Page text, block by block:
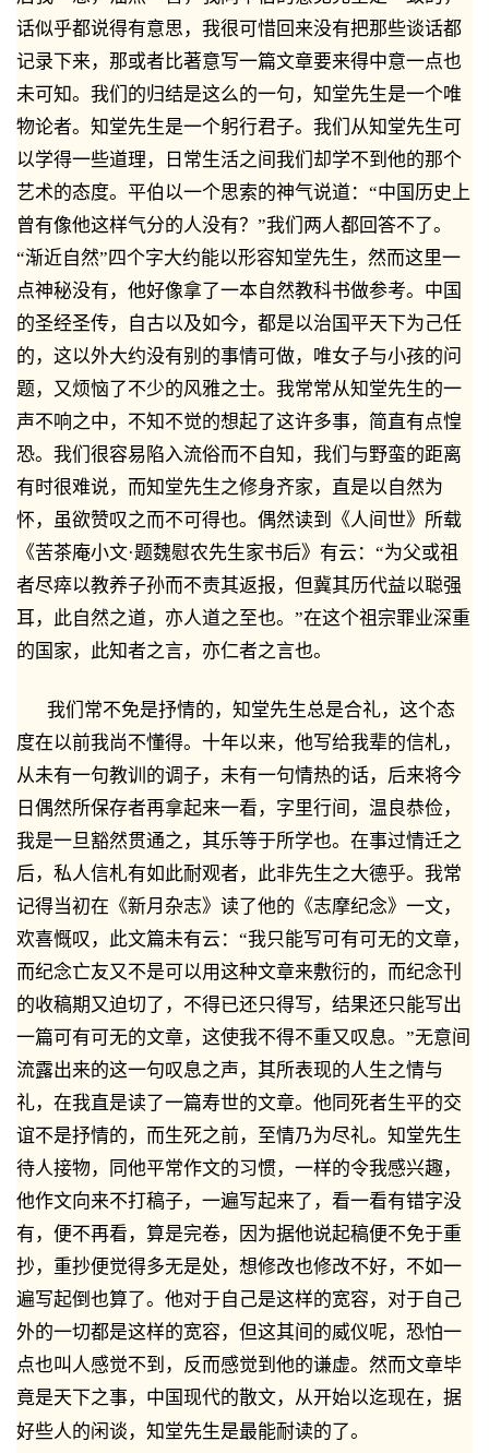
话似乎都说得有意思，我很可惜回来没有把那些谈话都
记录下来，那或者比著意写一篇文章要来得中意一点也
未可知。我们的归结是这么的一句，知堂先生是一个唯
物论者。知堂先生是一个躬行君子。我们从知堂先生可
以学得一些道理，日常生活之间我们却学不到他的那个
艺术的态度。平伯以一个思索的神气说道：“中国历史上
曾有像他这样气分的人没有？”我们两人都回答不了。
“渐近自然”四个字大约能以形容知堂先生，然而这里一
点神秘没有，他好像拿了一本自然教科书做参考。中国
的圣经圣传，自古以及如今，都是以治国平天下为己任
的，这以外大约没有别的事情可做，唯女子与小孩的问
题，又烦恼了不少的风雅之士。我常常从知堂先生的一
声不响之中，不知不觉的想起了这许多事，简直有点惶
恐。我们很容易陷入流俗而不自知，我们与野蛮的距离
有时很难说，而知堂先生之修身齐家，直是以自然为
怀，虽欲赞叹之而不可得也。偶然读到《人间世》所载
《苦茶庵小文·题魏慰农先生家书后》有云：“为父或祖
者尽瘁以教养子孙而不责其返报，但冀其历代益以聪强
耳，此自然之道，亦人道之至也。”在这个祖宗罪业深重
的国家，此知者之言，亦仁者之言也。
我们常不免是抒情的，知堂先生总是合礼，这个态
度在以前我尚不懂得。十年以来，他写给我辈的信札，
从未有一句教训的调子，未有一句情热的话，后来将今
日偶然所保存者再拿起来一看，字里行间，温良恭俭，
我是一旦豁然贯通之，其乐等于所学也。在事过情迁之
后，私人信札有如此耐观者，此非先生之大德乎。我常
记得当初在《新月杂志》读了他的《志摩纪念》一文，
欢喜慨叹，此文篇未有云：“我只能写可有可无的文章，
而纪念亡友又不是可以用这种文章来敷衍的，而纪念刊
的收稿期又迫切了，不得已还只得写，结果还只能写出
一篇可有可无的文章，这使我不得不重又叹息。”无意间
流露出来的这一句叹息之声，其所表现的人生之情与
礼，在我直是读了一篇寿世的文章。他同死者生平的交
谊不是抒情的，而生死之前，至情乃为尽礼。知堂先生
待人接物，同他平常作文的习惯，一样的令我感兴趣，
他作文向来不打稿子，一遍写起来了，看一看有错字没
有，便不再看，算是完卷，因为据他说起稿便不免于重
抄，重抄便觉得多无是处，想修改也修改不好，不如一
遍写起倒也算了。他对于自己是这样的宽容，对于自己
外的一切都是这样的宽容，但这其间的威仪呢，恐怕一
点也叫人感觉不到，反而感觉到他的谦虚。然而文章毕
竟是天下之事，中国现代的散文，从开始以迄现在，据
好些人的闲谈，知堂先生是最能耐读的了。